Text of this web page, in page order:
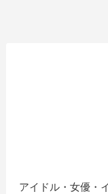
アイドル・女優・